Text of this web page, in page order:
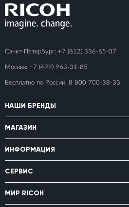
Санкт-Петербург: +7 (812) 336-65-07
Москва: +7 (499) 963-31-85
Бесплатно по России: 8 800 700-38-33
НАШИ БРЕНДЫ
МАГАЗИН
ИНФОРМАЦИЯ
СЕРВИС
МИР RICOH